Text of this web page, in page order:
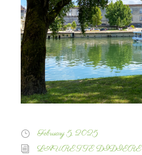
February 5, 2025
LAURETTE DIDIERE